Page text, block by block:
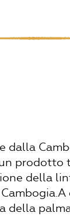
dalla
prodotto
della
della